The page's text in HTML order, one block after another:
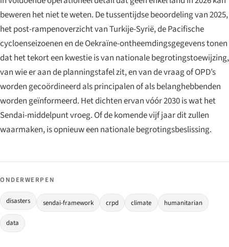
beweren het niet te weten. De tussentijdse beoordeling van 2025,
het post-rampenoverzicht van Turkije-Syrië, de Pacifische
cycloenseizoenen en de Oekraïne-ontheemdingsgegevens tonen
dat het tekort een kwestie is van nationale begrotingstoewijzing,
van wie er aan de planningstafel zit, en van de vraag of OPD’s
worden gecoördineerd als principalen of als belanghebbenden
worden geïnformeerd. Het dichten ervan vóór 2030 is wat het
Sendai-middelpunt vroeg. Of de komende vijf jaar dit zullen
waarmaken, is opnieuw een nationale begrotingsbeslissing.
ONDERWERPEN
disasters sendai-framework crpd climate humanitarian
data